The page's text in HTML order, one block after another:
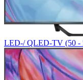
LED-/ QLED-TV (50 -